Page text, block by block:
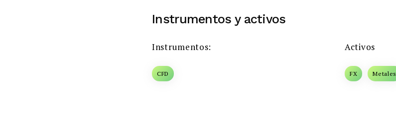
Instrumentos y activos
Instrumentos:
CFD
Activos
FX Metales